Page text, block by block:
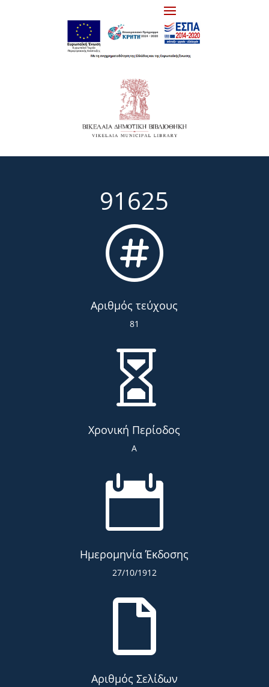
91625

Αριθμός τεύχους
81

Χρονική Περίοδος
Α

Ημερομηνία Έκδοσης
27/10/1912

Αριθμός Σελίδων